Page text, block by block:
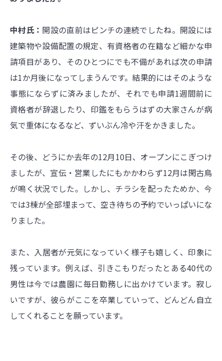
中村氏： 開設の直前はピンチの連続でしたね。開設には
建築物や設備配置の規定、有資格者の在籍など細かな申
請項目があり、そのひとつにでも不備があれば次の申請
は1か月後になってしまうんです。結果的にはそのような
事態にならずに済みましたが、それでも申請1週間前に
資格者が辞退したり、印鑑をもらうはずの大家さんが病
気で重体になるなど、ずいぶん冷や汗をかきました。
その後、どうにか去年の12月10日、オープンにこぎつけ
ましたが、宣伝・営業したにもかかわらず12月は閑古鳥
が鳴く状況でした。しかし、チラシを配ったためか、今
では3棟が全部埋まって、空き待ちの予約でいっぱいにな
りました。
また、入居者が元気になっていく様子も嬉しく、印象に
残っています。例えば、引きこもりだったとある40代の
男性は今では農園に毎日勤務しに出かけています。寂し
いですが、彼らがここを卒業していって、どんどん自立
してくれることを願っています。